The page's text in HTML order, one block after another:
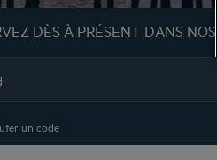
DÈS À PRÉSENT DANS
un code